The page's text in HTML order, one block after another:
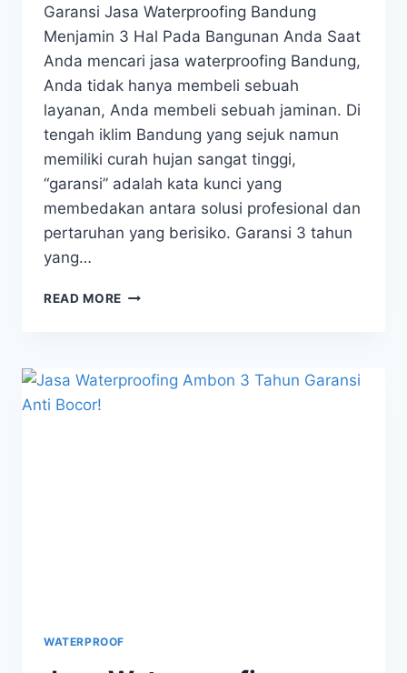
Garansi Jasa Waterproofing Bandung
Menjamin 3 Hal Pada Bangunan Anda Saat
Anda mencari jasa waterproofing Bandung,
Anda tidak hanya membeli sebuah
layanan, Anda membeli sebuah jaminan. Di
tengah iklim Bandung yang sejuk namun
memiliki curah hujan sangat tinggi,
“garansi” adalah kata kunci yang
membedakan antara solusi profesional dan
pertaruhan yang berisiko. Garansi 3 tahun
yang…
READ MORE
WATERPROOF